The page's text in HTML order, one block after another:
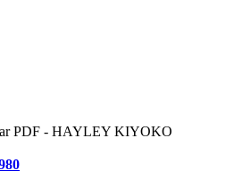
PDF - HAYLEY KIYOKO